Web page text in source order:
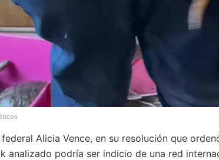
federal Alicia Vence, en su resolución que
analizado podría ser indicio de una red